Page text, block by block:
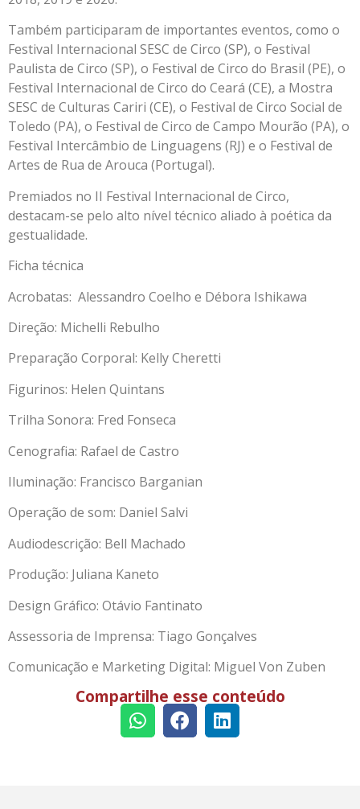
Também participaram de importantes eventos, como o
Festival Internacional SESC de Circo (SP), o Festival
Paulista de Circo (SP), o Festival de Circo do Brasil (PE), o
Festival Internacional de Circo do Ceará (CE), a Mostra
SESC de Culturas Cariri (CE), o Festival de Circo Social de
Toledo (PA), o Festival de Circo de Campo Mourão (PA), o
Festival Intercâmbio de Linguagens (RJ) e o Festival de
Artes de Rua de Arouca (Portugal).
Premiados no II Festival Internacional de Circo,
destacam-se pelo alto nível técnico aliado à poética da
gestualidade.
Ficha técnica
Acrobatas: Alessandro Coelho e Débora Ishikawa
Direção: Michelli Rebulho
Preparação Corporal: Kelly Cheretti
Figurinos: Helen Quintans
Trilha Sonora: Fred Fonseca
Cenografia: Rafael de Castro
Iluminação: Francisco Barganian
Operação de som: Daniel Salvi
Audiodescrição: Bell Machado
Produção: Juliana Kaneto
Design Gráfico: Otávio Fantinato
Assessoria de Imprensa: Tiago Gonçalves
Comunicação e Marketing Digital: Miguel Von Zuben
Compartilhe esse conteúdo